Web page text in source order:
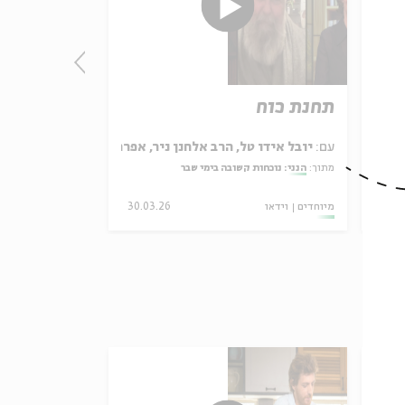
תחנת כוח
עם: יובל אידו טל, הרב אלחנן ניר, אפרת שפירא־רוזנברג
מתוך: הנני: נוכחות קשובה בימי שבר
מיוחדים וידאו 30.03.26